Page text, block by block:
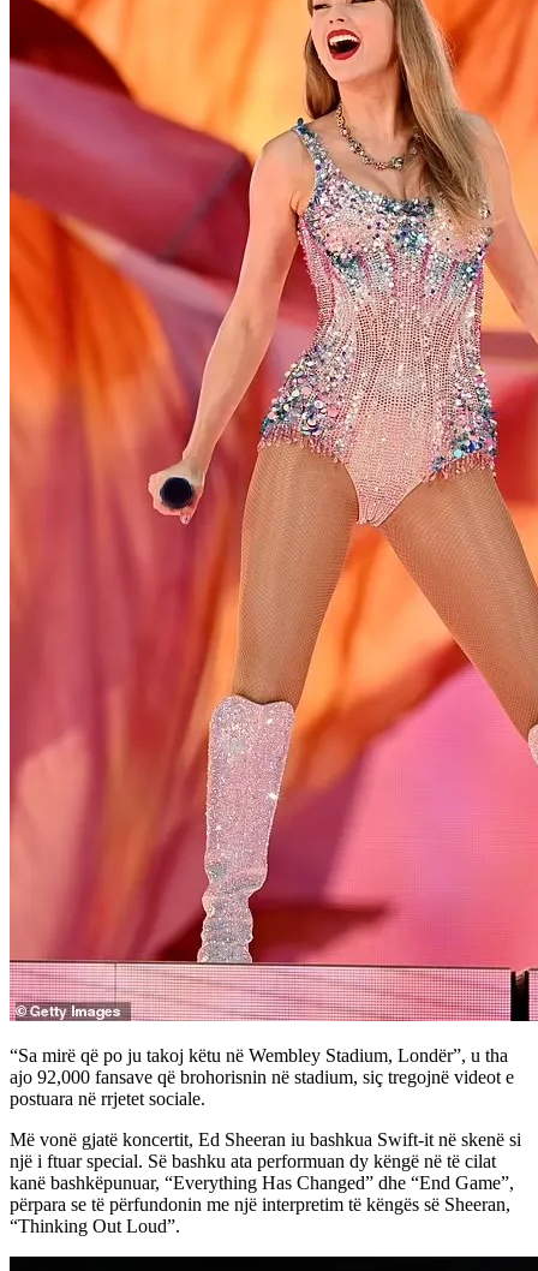
“Sa mirë që po ju takoj këtu në Wembley Stadium, Londër”, u tha
ajo 92,000 fansave që brohorisnin në stadium, siç tregojnë videot e
postuara në rrjetet sociale.
Më vonë gjatë koncertit, Ed Sheeran iu bashkua Swift-it në skenë si
një i ftuar special. Së bashku ata performuan dy këngë në të cilat
kanë bashkëpunuar, “Everything Has Changed” dhe “End Game”,
përpara se të përfundonin me një interpretim të këngës së Sheeran,
“Thinking Out Loud”.